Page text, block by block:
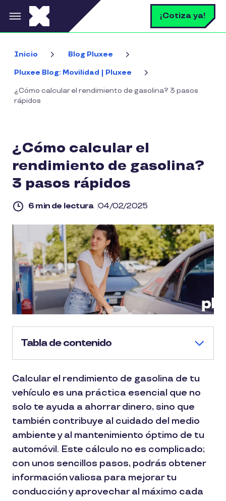
Pasar al contenido principal ¡Cotiza ya!
Inicio Blog Pluxee
Pluxee Blog: Movilidad | Pluxee
¿Cómo calcular el rendimiento de gasolina? 3 pasos
rápidos
¿Cómo calcular el
rendimiento de gasolina?
3 pasos rápidos
6 min de lectura 04/02/2025
Tabla de contenido
Calcular el rendimiento de gasolina de tu
vehículo es una práctica esencial que no
solo te ayuda a ahorrar dinero, sino que
también contribuye al cuidado del medio
ambiente y al mantenimiento óptimo de tu
automóvil. Este cálculo no es complicado;
con unos sencillos pasos, podrás obtener
información valiosa para mejorar tu
conducción y aprovechar al máximo cada